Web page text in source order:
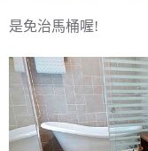
是免治馬桶喔!